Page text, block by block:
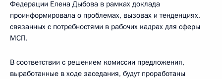
Федерации Елена Дыбова в рамках доклада
проинформировала о проблемах, вызовах и тенденциях,
связанных с потребностями в рабочих кадрах для сферы
МСП.
В соответствии с решением комиссии предложения,
выработанные в ходе заседания, будут проработаны